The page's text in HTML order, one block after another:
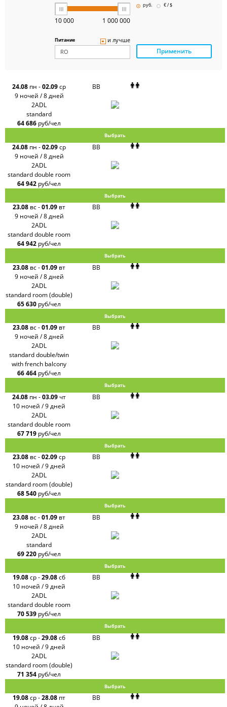
Alean
Sunmar
PlanTravel
FUN&SUN
ex TUI
Крымская
Волна
Russian
Интурист
Travelata
10 000 1 000 000
руб.
€ / $
Питание и лучше
Применить
24.08 пн -02.09ср
9 ночей / 8 дней
BB
2ADL
standard
64 686 руб/чел
Выбрать
24.08 пн -02.09ср
9 ночей / 8 дней
BB
2ADL
standard double room
64 942 руб/чел
Выбрать
23.08 вс-01.09 вт
9 ночей / 8 дней
BB
2ADL
standard double room
64 942 руб/чел
Выбрать
23.08 вс-01.09 вт
9 ночей / 8 дней
BB
2ADL
standard room (double)
65 630 руб/чел
Выбрать
23.08 вс-01.09 вт
9 ночей / 8 дней
BB
2ADL
standard double/twin
with french balcony
66 464 руб/чел
Выбрать
24.08 пн -03.09 чт
10 ночей / 9 дней
BB
2ADL
standard double room
67 719 руб/чел
Выбрать
23.08 вс-02.09ср
10 ночей / 9 дней
BB
2ADL
standard room (double)
68 540 руб/чел
Выбрать
23.08 вс-01.09 вт
9 ночей / 8 дней
BB
2ADL
standard
69 220 руб/чел
Выбрать
19.08ср-29.08сб
10 ночей / 9 дней
BB
2ADL
standard double room
70 539 руб/чел
Выбрать
19.08ср-29.08сб
10 ночей / 9 дней
BB
2ADL
standard room (double)
71 354 руб/чел
Выбрать
19.08ср-28.08 пт
BB